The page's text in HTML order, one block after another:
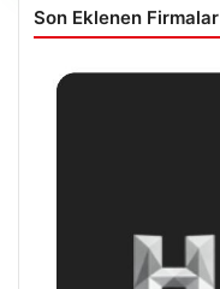
Son Eklenen Firmalar